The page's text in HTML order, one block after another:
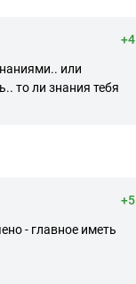
+4
или
то ли знания тебя
+5
- главное иметь